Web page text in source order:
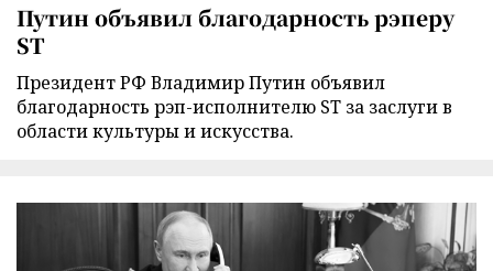
Путин объявил благодарность рэперу
ST
Президент РФ Владимир Путин объявил
благодарность рэп-исполнителю ST за заслуги в
области культуры и искусства.